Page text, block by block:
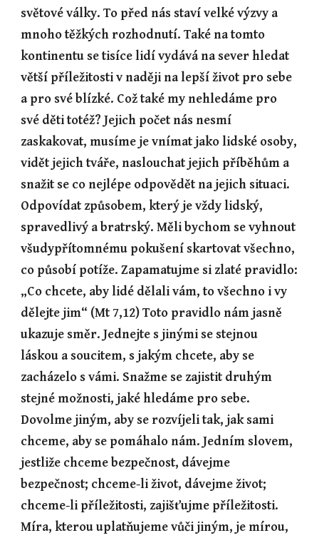
světové války. To před nás staví velké výzvy a
mnoho těžkých rozhodnutí. Také na tomto
kontinentu se tisíce lidí vydává na sever hledat
větší příležitosti v naději na lepší život pro sebe
a pro své blízké. Což také my nehledáme pro
své děti totéž? Jejich počet nás nesmí
zaskakovat, musíme je vnímat jako lidské osoby,
vidět jejich tváře, naslouchat jejich příběhům a
snažit se co nejlépe odpovědět na jejich situaci.
Odpovídat způsobem, který je vždy lidský,
spravedlivý a bratrský. Měli bychom se vyhnout
všudypřítomnému pokušení skartovat všechno,
co působí potíže. Zapamatujme si zlaté pravidlo:
„Co chcete, aby lidé dělali vám, to všechno i vy
dělejte jim“ (Mt 7,12) Toto pravidlo nám jasně
ukazuje směr. Jednejte s jinými se stejnou
láskou a soucitem, s jakým chcete, aby se
zacházelo s vámi. Snažme se zajistit druhým
stejné možnosti, jaké hledáme pro sebe.
Dovolme jiným, aby se rozvíjeli tak, jak sami
chceme, aby se pomáhalo nám. Jedním slovem,
jestliže chceme bezpečnost, dávejme
bezpečnost; chceme-li život, dávejme život;
chceme-li příležitosti, zajišťujme příležitosti.
Míra, kterou uplatňujeme vůči jiným, je mírou,